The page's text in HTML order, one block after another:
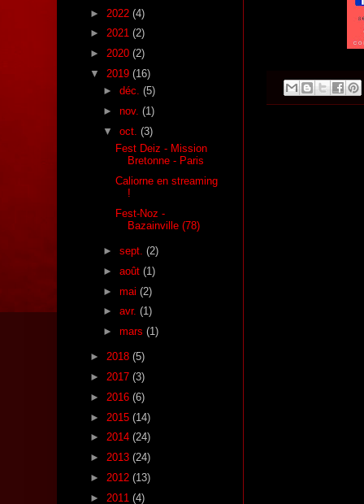
► 2022 (4)
► 2021 (2)
► 2020 (2)
▼ 2019 (16)
► déc. (5)
► nov. (1)
▼ oct. (3)
Fest Deiz - Mission
Bretonne - Paris
Caliorne en streaming
!
Fest-Noz -
Bazainville (78)
► sept. (2)
► août (1)
► mai (2)
► avr. (1)
► mars (1)
► 2018 (5)
► 2017 (3)
► 2016 (6)
► 2015 (14)
► 2014 (24)
► 2013 (24)
► 2012 (13)
► 2011 (4)